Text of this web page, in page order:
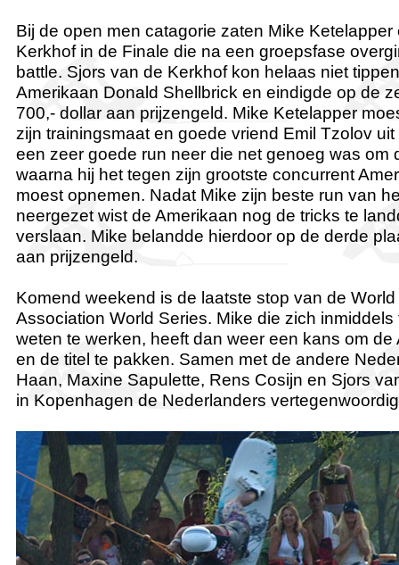
Bij de open men catagorie zaten Mike
Kerkhof in de Finale die na een groepsfase
battle. Sjors van de Kerkhof kon helaas niet
Amerikaan Donald Shellbrick en eindigde op de
700,- dollar aan prijzengeld. Mike Ketelapper
zijn trainingsmaat en goede vriend Emil Tzolov
een zeer goede run neer die net genoeg was om
waarna hij het tegen zijn grootste concurrent
moest opnemen. Nadat Mike zijn beste run van
neergezet wist de Amerikaan nog de tricks te
verslaan. Mike belandde hierdoor op de derde
aan prijzengeld.
Komend weekend is de laatste stop van de
Association World Series. Mike die zich
weten te werken, heeft dan weer een kans om
en de titel te pakken. Samen met de andere
Haan, Maxine Sapulette, Rens Cosijn en Sjors
in Kopenhagen de Nederlanders